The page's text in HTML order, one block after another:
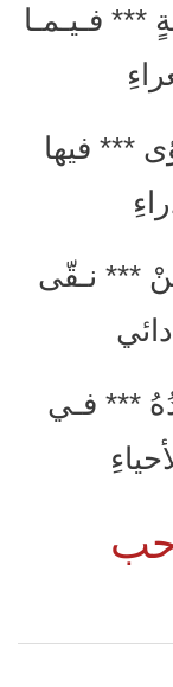
*** فـيـمـا
*** فيها
*** نـقّى
*** فـي